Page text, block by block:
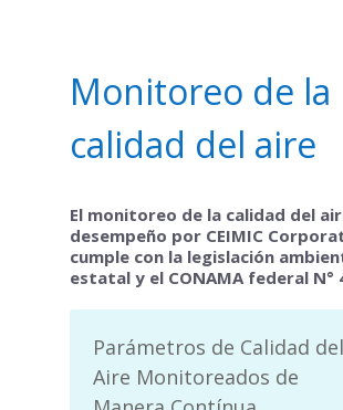
Monitoreo de la
calidad del aire
El monitoreo de la calidad del
desempeño por CEIMIC
cumple con la legislación
estatal y el CONAMA federal N°
Parámetros de Calidad del
Aire Monitoreados de